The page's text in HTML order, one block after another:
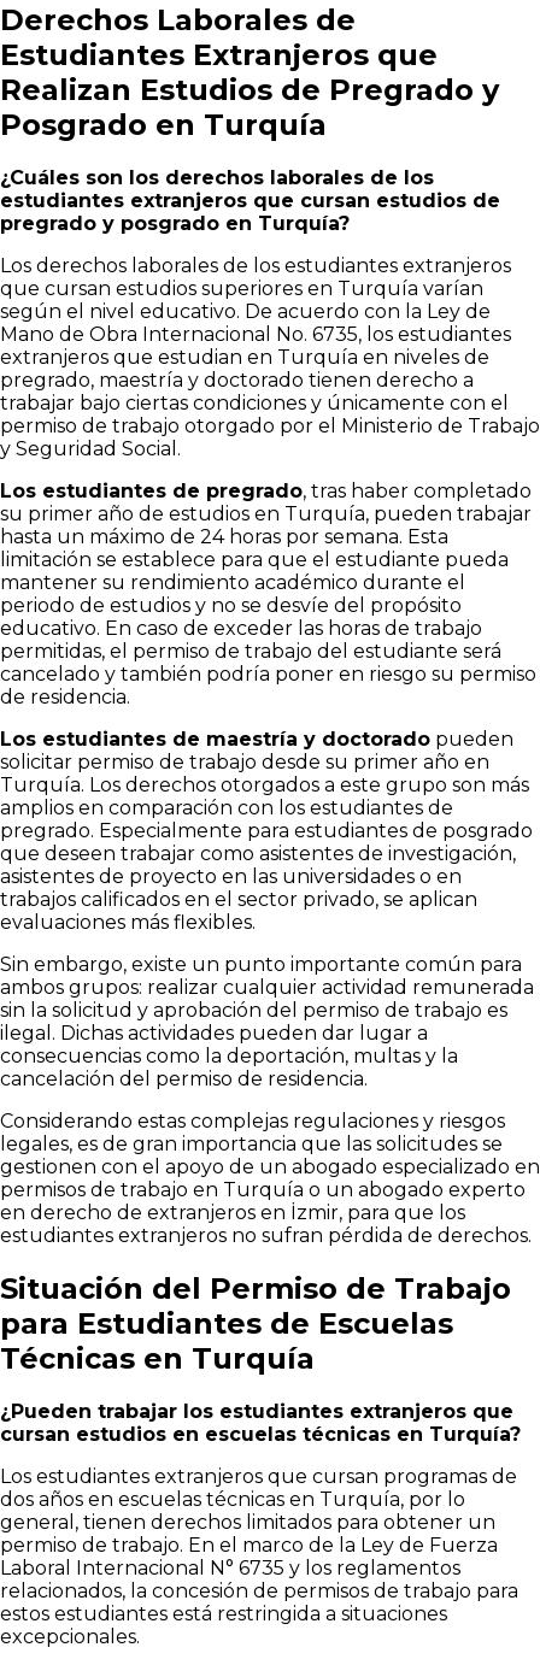
Derechos Laborales de
Estudiantes Extranjeros que
Realizan Estudios de Pregrado y
Posgrado en Turquía
¿Cuáles son los derechos laborales de los
estudiantes extranjeros que cursan estudios de
pregrado y posgrado en Turquía?
Los derechos laborales de los estudiantes extranjeros
que cursan estudios superiores en Turquía varían
según el nivel educativo. De acuerdo con la Ley de
Mano de Obra Internacional No. 6735, los estudiantes
extranjeros que estudian en Turquía en niveles de
pregrado, maestría y doctorado tienen derecho a
trabajar bajo ciertas condiciones y únicamente con el
permiso de trabajo otorgado por el Ministerio de Trabajo
y Seguridad Social.
Los estudiantes de pregrado, tras haber completado
su primer año de estudios en Turquía, pueden trabajar
hasta un máximo de 24 horas por semana. Esta
limitación se establece para que el estudiante pueda
mantener su rendimiento académico durante el
periodo de estudios y no se desvíe del propósito
educativo. En caso de exceder las horas de trabajo
permitidas, el permiso de trabajo del estudiante será
cancelado y también podría poner en riesgo su permiso
de residencia.
Los estudiantes de maestría y doctorado pueden
solicitar permiso de trabajo desde su primer año en
Turquía. Los derechos otorgados a este grupo son más
amplios en comparación con los estudiantes de
pregrado. Especialmente para estudiantes de posgrado
que deseen trabajar como asistentes de investigación,
asistentes de proyecto en las universidades o en
trabajos calificados en el sector privado, se aplican
evaluaciones más flexibles.
Sin embargo, existe un punto importante común para
ambos grupos: realizar cualquier actividad remunerada
sin la solicitud y aprobación del permiso de trabajo es
ilegal. Dichas actividades pueden dar lugar a
consecuencias como la deportación, multas y la
cancelación del permiso de residencia.
Considerando estas complejas regulaciones y riesgos
legales, es de gran importancia que las solicitudes se
gestionen con el apoyo de un abogado especializado en
permisos de trabajo en Turquía o un abogado experto
en derecho de extranjeros en İzmir, para que los
estudiantes extranjeros no sufran pérdida de derechos.
Situación del Permiso de Trabajo
para Estudiantes de Escuelas
Técnicas en Turquía
¿Pueden trabajar los estudiantes extranjeros que
cursan estudios en escuelas técnicas en Turquía?
Los estudiantes extranjeros que cursan programas de
dos años en escuelas técnicas en Turquía, por lo
general, tienen derechos limitados para obtener un
permiso de trabajo. En el marco de la Ley de Fuerza
Laboral Internacional N° 6735 y los reglamentos
relacionados, la concesión de permisos de trabajo para
estos estudiantes está restringida a situaciones
excepcionales.